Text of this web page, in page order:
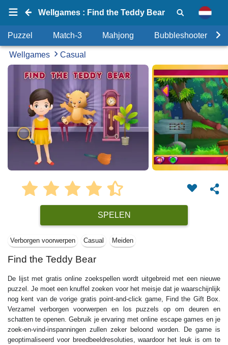
Wellgames : Find the Teddy Bear
Puzzel Match-3 Mahjong Bubbleshooter
Wellgames Casual
SPELEN
Verborgen voorwerpen Casual Meiden
Find the Teddy Bear
De lijst met gratis online zoekspellen wordt uitgebreid met een nieuwe
puzzel. Je moet een knuffel zoeken voor het meisje dat je waarschijnlijk
nog kent van de vorige gratis point-and-click game, Find the Gift Box.
Verzamel verborgen voorwerpen en los puzzels op om deuren en
schatten te openen. Gebruik je ervaring met online escape games en je
zoek-en-vind-inspanningen zullen zeker beloond worden. De game is
geoptimaliseerd voor breedbeeldresoluties, waardoor het leuk is om te